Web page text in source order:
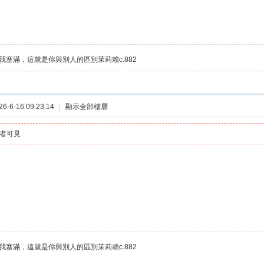
塞滿，這就是你與別人的區別茉莉賴c.882
6-16 09:23:14 顯示全部樓層
可見
塞滿，這就是你與別人的區別茉莉賴c.882